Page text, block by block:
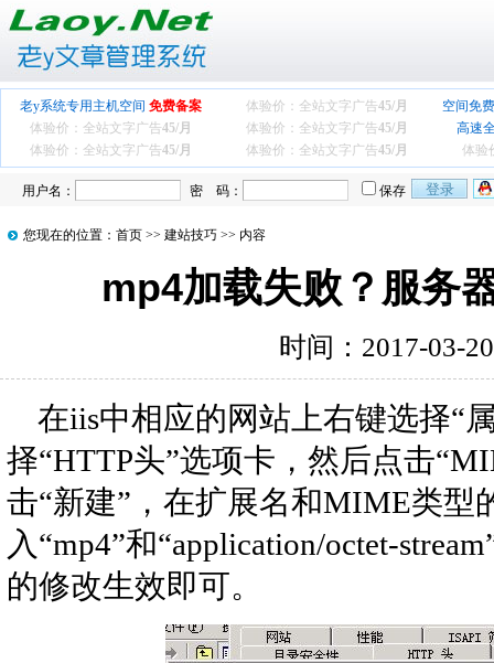
老y系统专用主机空间 免费备案 体验价：全站文字广告45/月
空间免
体验价：全站文字广告45/月 体验价：全站文字广告45/月
高速
体验价：全站文字广告45/月 体验价：全站文字广告45/月 体验
用户名： 密 码： 保存
您现在的位置： 首页 >> 建站技巧 >> 内容
mp4加载失败？服务
时间：2017-03-
在iis中相应的网站上右键选择“
择“HTTP头”选项卡，然后点击
击“新建”，在扩展名和MIME类型
入“mp4”和“application/octet-
的修改生效即可。